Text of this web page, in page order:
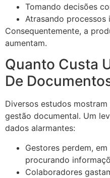
Tomando decisões
Atrasando processos
Consequentemente, a
aumentam.
Quanto Custa
De
Diversos estudos
gestão documental. Um
dados alarmantes:
Gestores perdem, em
procurando
Colaboradores